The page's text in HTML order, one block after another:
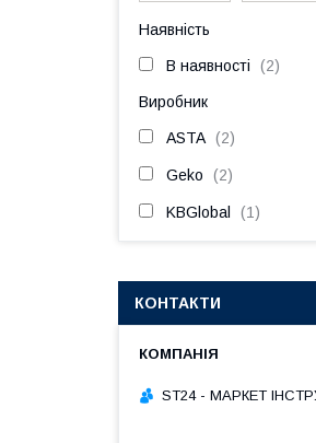
Наявність
В наявності 2
Виробник
ASTA 2
Geko 2
KBGlobal 1
КОНТАКТИ
ST24 - МАРКЕТ